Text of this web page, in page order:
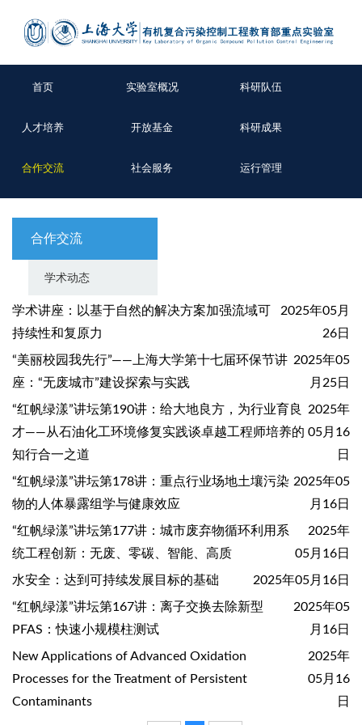
首页 实验室概况 科研队伍
人才培养 开放基金 科研成果
合作交流 社会服务 运行管理
合作交流
学术动态
学术讲座：以基于自然的解决方案加强流域可
持续性和复原力
2025年05月
26日
“美丽校园我先行”——上海大学第十七届环保节讲
座：“无废城市”建设探索与实践
2025年05
月25日
“红帆绿漾”讲坛第190讲：给大地良方，为行业育良
才——从石油化工环境修复实践谈卓越工程师培养的
知行合一之道
2025年
05月16
日
“红帆绿漾”讲坛第178讲：重点行业场地土壤污染
物的人体暴露组学与健康效应
2025年05
月16日
“红帆绿漾”讲坛第177讲：城市废弃物循环利用系
统工程创新：无废、零碳、智能、高质
2025年
05月16日
水安全：达到可持续发展目标的基础 2025年05月16日
“红帆绿漾”讲坛第167讲：离子交换去除新型
PFAS：快速小规模柱测试
2025年05
月16日
New Applications of Advanced Oxidation
Processes for the Treatment of Persistent
Contaminants
2025年
05月16
日